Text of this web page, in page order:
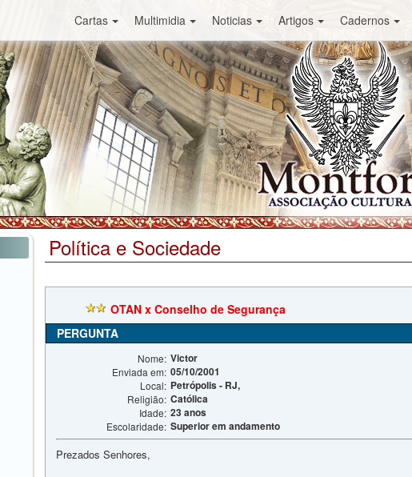
Cartas Multimidia Noticias Artigos Cadernos
Política e Sociedade
OTAN x Conselho de Segurança
PERGUNTA
Nome: Victor
Enviada em: 05/10/2001
Local: Petrópolis - RJ,
Religião: Católica
Idade: 23 anos
Escolaridade: Superior em andamento
Prezados Senhores,